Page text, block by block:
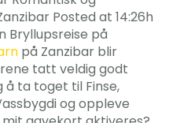
Posted at 14:26h
Bryllupsreise på
på Zanzibar blir
tatt veldig godt
å ta toget til Finse,
og oppleve